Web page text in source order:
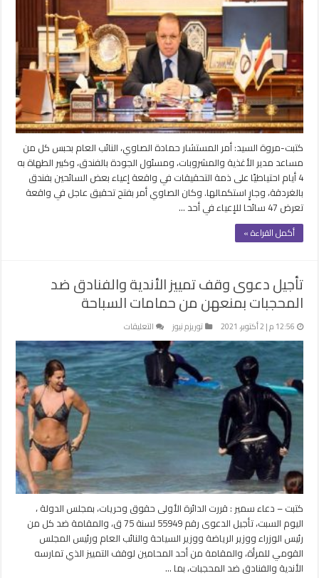
متهمين
في
واقعة
إعياء
47
سائحاً
بفندق
بالغردقة
4
أيام
مغلقة
كتبت-مروة السيد: أمر المستشار حمادة الصاوي، النائب العام بحبس كل من
مساعد مدير الأغذية والمشروبات، ومسئول الجودة بالفندق، وكبير الطهاة به
4 أيام احتياطيًا على ذمة التحقيقات في واقعة إعياء بعض السائحين بفندق
بالغردقة، وجارٍ استكمالها. وكان الصاوي أمر بفتح تحقيق عاجل في واقعة
تعرض 47 سائحا للإعياء في أحد …
أكمل القراءة »
تأجيل دعوى وقف تمييز الأندية والفنادق ضد
المحجبات بمنعهن من حمامات السباحة
12:56 م | 2 أكتوبر، 2021 توريزم نيوز التعليقات
تأجيل
دعوى
وقف
تمييز
الأندية
والفنادق
بمنعهن
من
حمامات
السباحة
مغلقة
كتبت – دعاء سمير : قررت الدائرة الأولى حقوق وحريات، بمجلس الدولة ،
اليوم السبت، تأجيل الدعوى رقم 55949 لسنة 75 ق، والمقامة ضد كل من
رئيس الوزراء ووزير الرياضة ووزير السياحة والنائب العام ورئيس المجلس
القومي للمرأة، والمقامة من أحد المحامين لوقف التمييز الذي تمارسه
الأندية والفنادق ضد المحجبات، بما …